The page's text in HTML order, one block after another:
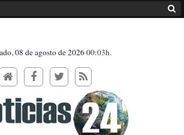
08 de agosto de 202600:03h.